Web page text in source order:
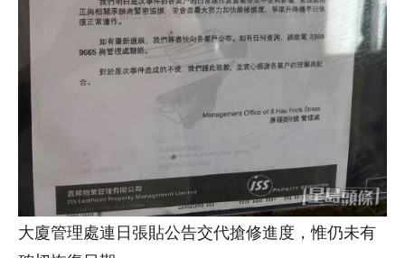
大廈管理處連日張貼公告交代搶修進度，惟仍未有